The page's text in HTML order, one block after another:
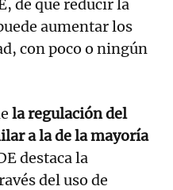
de que reducir la
aumentar los
con poco o ningún
la regulación del
a la de la mayoría
destaca la
del uso de